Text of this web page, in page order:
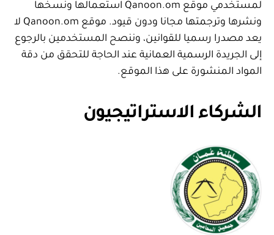
لمستخدمي موقع Qanoon.om استعمالها ونسخها
ونشرها وترجمتها مجانا ودون قيود. موقع Qanoon.om لا
يعد مصدرا رسميا للقوانين، وننصح المستخدمين بالرجوع
إلى الجريدة الرسمية العمانية عند الحاجة للتحقق من دقة
المواد المنشورة على هذا الموقع.
الشركاء الاستراتيجيون